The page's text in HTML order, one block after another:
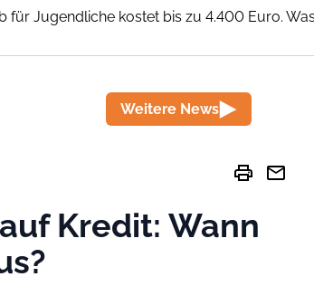
für Jugendliche kostet bis zu 4.400 Euro.
Weitere News
print mail
Kredit: Wann